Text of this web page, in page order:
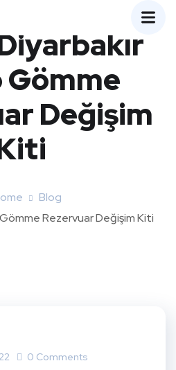
Değişim
Blog
Rezervuar Değişim Kiti
0 Comments